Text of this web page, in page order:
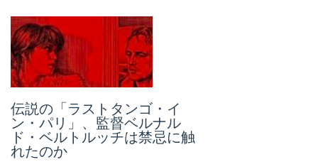
伝説の「ラストタンゴ・イ
ン・パリ」、監督ベルナル
ド・ベルトルッチは禁忌に触
れたのか
合法か違法か、既成概念と対
峙しながら、街角に大胆にひ
しめくイタリアのグラフィテ
ィとは